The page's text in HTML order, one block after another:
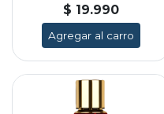
$ 19.990
Agregar al carro